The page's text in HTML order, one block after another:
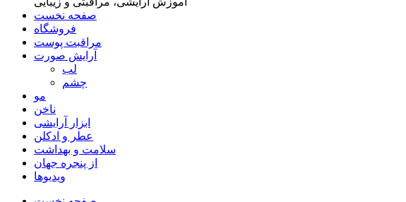
صفحه نخست
فروشگاه
مراقبت پوست
آرایش صورت
لب
چشم
مو
ناخن
ابزار آرایشی
عطر و ادکلن
سلامت و بهداشت
از پنجره جهان
ویدیوها